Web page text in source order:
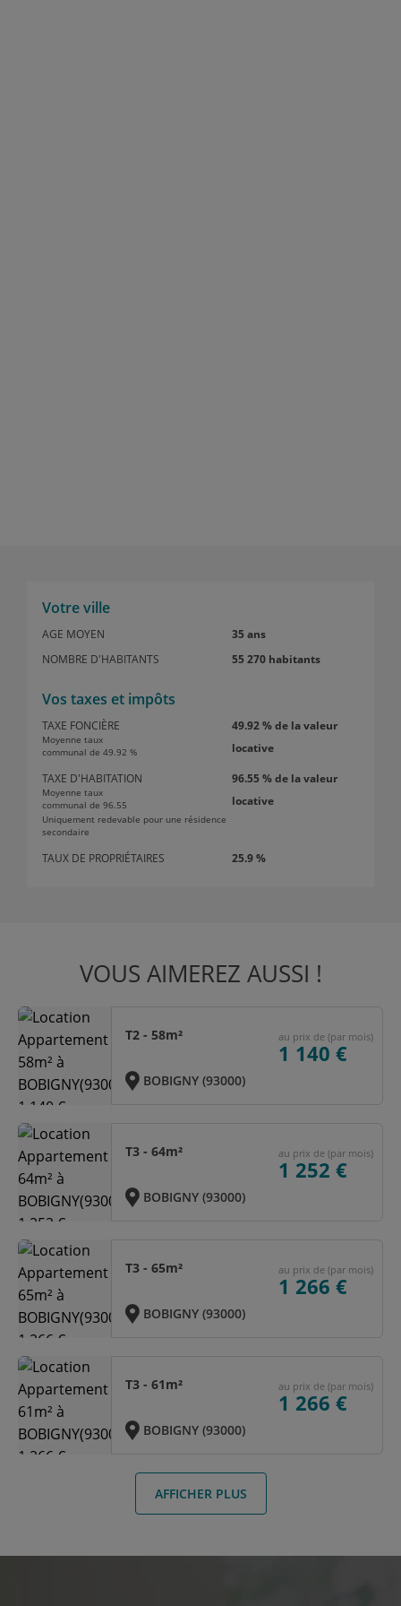
Votre ville
AGE MOYEN
35 ans
NOMBRE D'HABITANTS
55 270 habitants
Vos taxes et impôts
TAXE FONCIÈRE
Moyenne taux
communal de 49.92 %
49.92 % de la valeur
locative
TAXE D'HABITATION
Moyenne taux
communal de 96.55
Uniquement redevable pour une résidence
secondaire
96.55 % de la valeur
locative
TAUX DE PROPRIÉTAIRES 25.9 %
VOUS AIMEREZ AUSSI !
T2 - 58m² au prix de (par mois)
1 140 €
BOBIGNY (93000)
T3 - 64m² au prix de (par mois)
1 252 €
BOBIGNY (93000)
T3 - 65m² au prix de (par mois)
1 266 €
BOBIGNY (93000)
T3 - 61m² au prix de (par mois)
1 266 €
BOBIGNY (93000)
AFFICHER PLUS